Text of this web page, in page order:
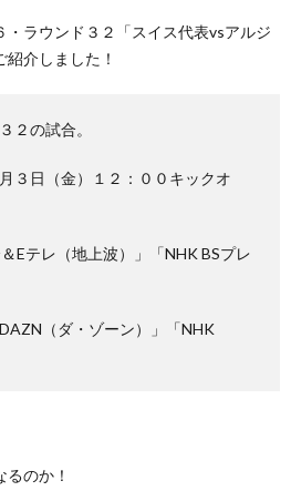
・ラウンド３２「スイス代表vsアルジ
介しました！
２の試合。
３日（金）１２：００キックオ
Eテレ（地上波）」「NHK BSプレ
（ダ・ゾーン）」「NHK
のか！